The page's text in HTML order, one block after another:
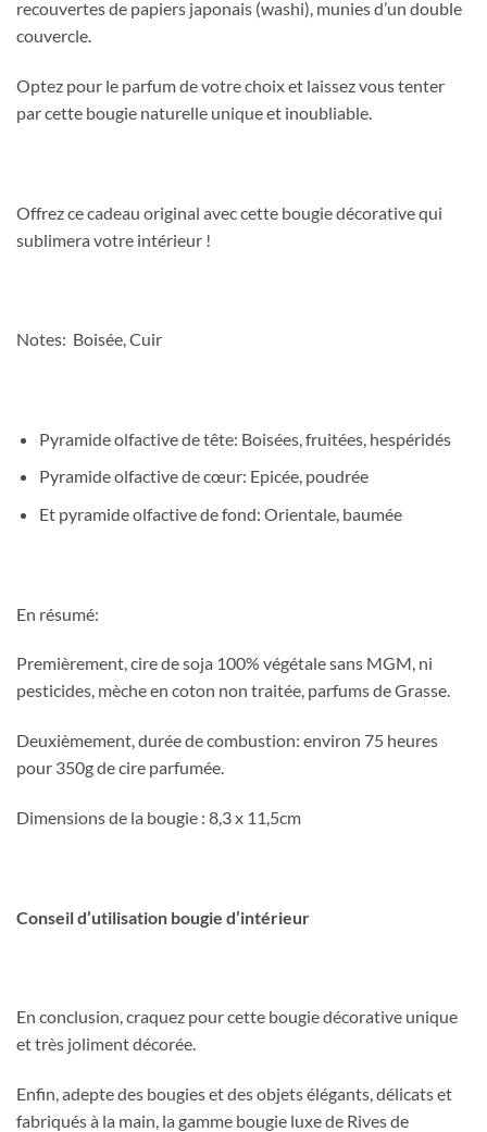
recouvertes de papiers japonais (washi), munies d’un double
couvercle.
Optez pour le parfum de votre choix et laissez vous tenter
par cette bougie naturelle unique et inoubliable.
Offrez ce cadeau original avec cette bougie décorative qui
sublimera votre intérieur !
Notes: Boisée, Cuir
Pyramide olfactive de tête: Boisées, fruitées, hespéridés
Pyramide olfactive de cœur: Epicée, poudrée
Et pyramide olfactive de fond: Orientale, baumée
En résumé:
Premièrement, cire de soja 100% végétale sans MGM, ni
pesticides, mèche en coton non traitée, parfums de Grasse.
Deuxièmement, durée de combustion: environ 75 heures
pour 350g de cire parfumée.
Dimensions de la bougie : 8,3 x 11,5cm
Conseil d’utilisation bougie d’intérieur
En conclusion, craquez pour cette bougie décorative unique
et très joliment décorée.
Enfin, adepte des bougies et des objets élégants, délicats et
fabriqués à la main, la gamme bougie luxe de Rives de